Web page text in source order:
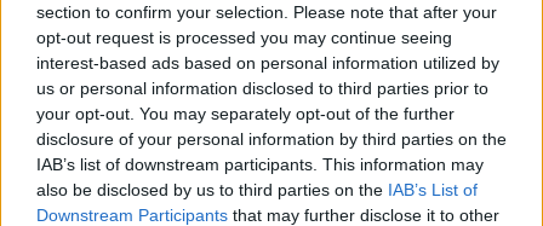
section to confirm your selection. Please note that after your
opt-out request is processed you may continue seeing
interest-based ads based on personal information utilized by
us or personal information disclosed to third parties prior to
your opt-out. You may separately opt-out of the further
disclosure of your personal information by third parties on the
IAB’s list of downstream participants. This information may
also be disclosed by us to third parties on the IAB’s List of
Downstream Participants that may further disclose it to other
La situazione, prosegue Mimun, è grave soprattutto
al centro e in periferia, ma invita i cittadini a non
mollare: “Non dobbiamo far vincere la
rassegnazione, ma darci da fare e reagire. Tutti“. Ma
il giornalista ne ha anche per la politica: “Pulizia,
verde, mobilità, ordine pubblico sono temi che hanno